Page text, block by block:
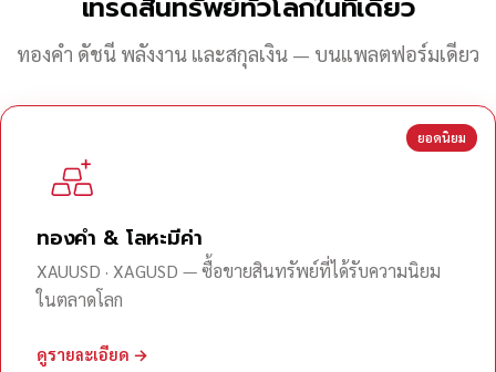
ทองคำ ดัชนี พลังงาน และสกุลเงิน — บนแพลตฟอร์มเดียว
ยอดนิยม
ทองคำ & โลหะมีค่า
XAUUSD · XAGUSD — ซื้อขายสินทรัพย์ที่ได้รับความนิยม
ในตลาดโลก
ดูรายละเอียด →